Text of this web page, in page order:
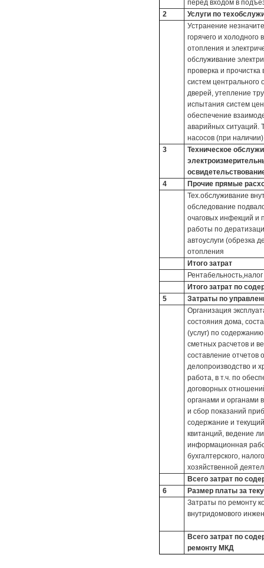
перед входом в
2
Услуги по
Устранение
горячего и
отопления и
обслуживание
проверка и
систем центрального
дверей, утепление
испытания систем
обеспечение
аварийных ситуаций.
насосов (при
3
Техническое
4
Прочие прямые
Тех.обслуживание
обследование
очаговых инфекций и
работы по
автоуслуги (обрезка
отопления
Итого затрат
Итого затрат по
5
Затраты по
Организация
состояния дома,
(услуг) по
сметных расчетов и
составление отчетов
делопроизводство и
работа, в т.ч. по
договорных
органами и органами
и сбор показаний
содержание и
квитанций, ведение
информационная
бухгалтерского,
хозяйственной
Всего затрат по
6
Размер платы за
Затраты по ремонту
внутридомового
Всего затрат по
ремонту МКД